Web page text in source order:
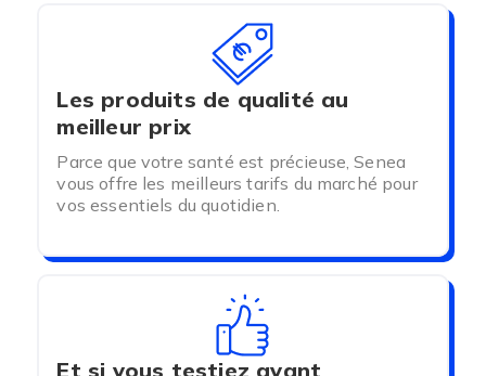
- Sans Phtalates
(normes ROHS)
Velvi propose6 taillesde bougies vaginales pour
avec les 3 plus grandes tailles (
) et lekit Mini
petites tailles ( de 1 à 2cm de diamètre
Les produits de qualité au
meilleur prix
Parce que votre santé est précieuse, Senea
vous offre les meilleurs tarifs du marché pour
vos essentiels du quotidien.
Et si vous testiez avant